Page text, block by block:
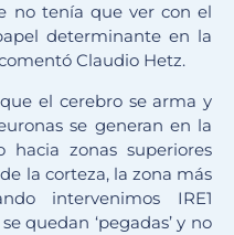
no tenía que ver con el
determinante en la
Claudio Hetz.
el cerebro se arma y
se generan en la
zonas superiores
la corteza, la zona más
intervenimos IRE1
quedan ‘pegadas’ y no